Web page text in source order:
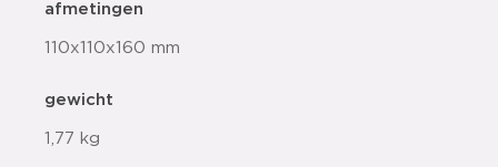
afmetingen
110x110x160 mm
gewicht
1,77 kg